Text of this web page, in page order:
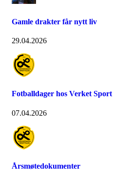
Gamle drakter får nytt liv
29.04.2026
Fotballdager hos Verket Sport
07.04.2026
Årsmøtedokumenter